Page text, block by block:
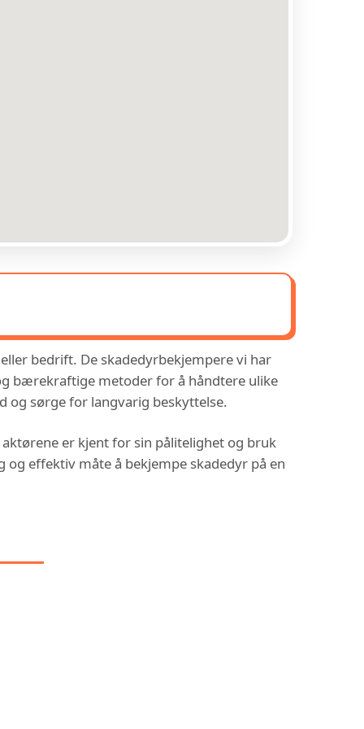
bedrift. De skadedyrbekjempere vi har
bærekraftige metoder for å håndtere ulike
og sørge for langvarig beskyttelse.
er kjent for sin pålitelighet og bruk
effektiv måte å bekjempe skadedyr på en